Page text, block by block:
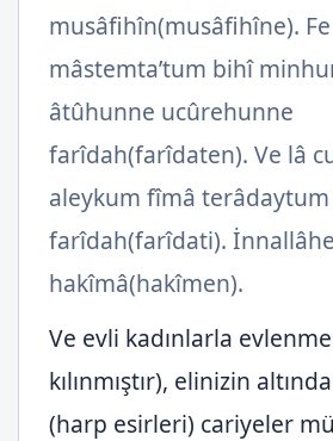
musâfihîn(musâfihîne). Fe
mâstemta’tum bihî
âtûhunne ucûrehunne
farîdah(farîdaten). Ve lâ
aleykum fîmâ terâdaytum
farîdah(farîdati).
hakîmâ(hakîmen).
Ve evli kadınlarla
kılınmıştır), elinizin
(harp esirleri) cariyeler